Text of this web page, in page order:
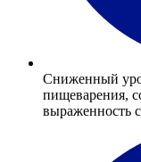
Сниженный
пищеварения,
выраженность